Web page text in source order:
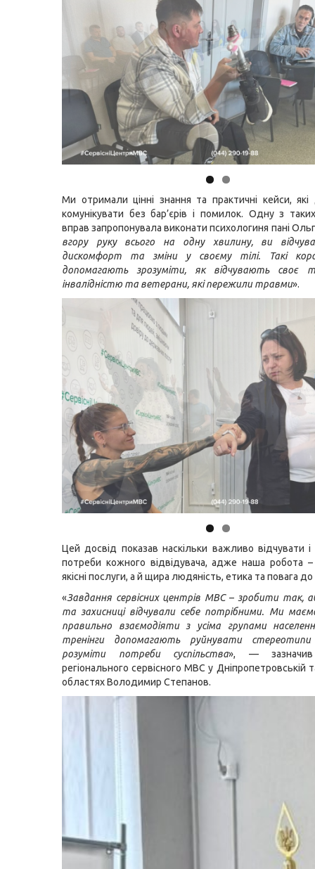
Ми отримали цінні знання та практичні кейси,
комунікувати без бар’єрів і помилок. Одну з
вправ запропонувала виконати психологиня пані
вгору руку всього на одну хвилину, ви
дискомфорт та зміни у своєму тілі. Такі
допомагають зрозуміти, як відчувають своє
інвалідністю та ветерани, які пережили травми».
Цей досвід показав наскільки важливо відчувати і
потреби кожного відвідувача, адже наша робота
якісні послуги, а й щира людяність, етика та повага
«Завдання сервісних центрів МВС – зробити так,
та захисниці відчували себе потрібними. Ми
правильно взаємодіяти з усіма групами
тренінги допомагають руйнувати
розуміти потреби суспільства», — зазначив
регіонального сервісного МВС у Дніпропетровській
областях Володимир Степанов.